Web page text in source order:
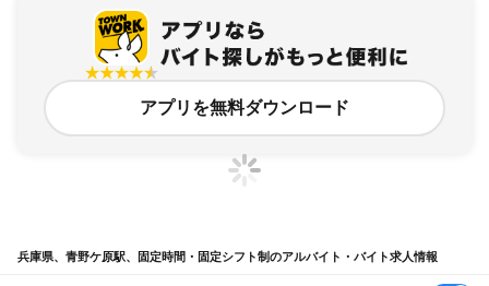
アプリを無料ダウンロード
兵庫県、青野ケ原駅、固定時間・固定シフト制のアルバイト・バイト求人情報